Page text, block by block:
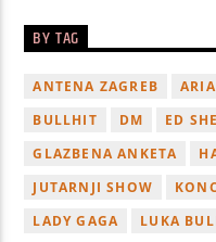
BY TAG
ANTENA ZAGREB
BULLHIT
DM ED
GLAZBENA ANKETA
JUTARNJI SHOW
LADY GAGA
LUKA